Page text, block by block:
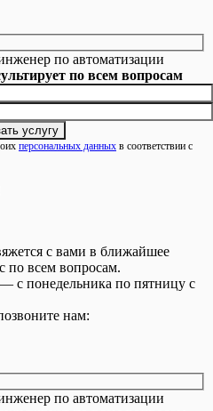
по автоматизации
по всем вопросам
персональных данных в соответствии с
с вами в ближайшее
по всем вопросам.
с понедельника по пятницу с
нам:
по автоматизации